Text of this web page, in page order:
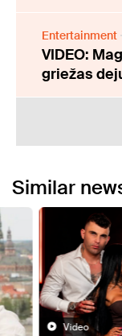
Entertainment
VIDEO:
griežas
Similar
Video